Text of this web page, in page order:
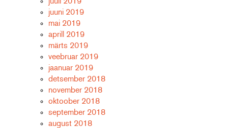
juuni 2019
mai 2019
aprill 2019
märts 2019
veebruar 2019
jaanuar 2019
detsember 2018
november 2018
oktoober 2018
september 2018
august 2018